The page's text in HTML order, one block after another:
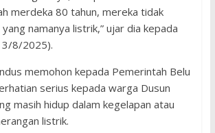
merdeka 80 tahun, mereka tidak
namanya listrik,” ujar dia kepada
8/2025).
memohon kepada Pemerintah Belu
serius kepada warga Dusun
masih hidup dalam kegelapan atau
listrik.